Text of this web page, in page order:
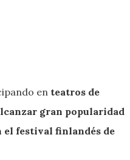
en teatros de
gran popularidad
el festival finlandés de